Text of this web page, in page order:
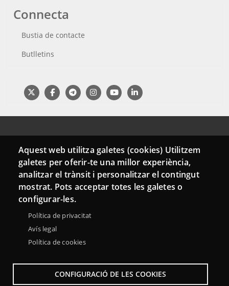
Connecta
Bustia de contacte
Butlletins
Aquest web utilitza galetes (cookies) Utilitzem
galetes per oferir-te una millor experiència,
analitzar el trànsit i personalitzar el contingut
mostrat. Pots acceptar totes les galetes o
configurar-les.
Política de privacitat
Avís legal
Política de cookies
CONFIGURACIÓ DE LES COOKIES
Menu
Footer
Sobre la Xarxa Punttic Avís legal
Accessibilitat